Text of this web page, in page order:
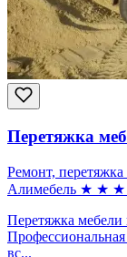
Перетяжка
Ремонт, перетяжка
Алимебель ★ ★ ★
Перетяжка
вс...